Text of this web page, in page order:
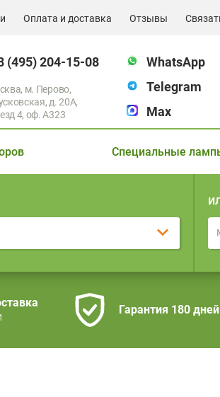
Оплата и доставка Отзывы
(495) 204-15-08
м. Перово,
д. 20А,
4, оф. A323
WhatsApp
Telegram
Max
Специальные
Гарантия 180 дней